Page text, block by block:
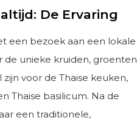
De Ervaring
een bezoek aan een lokale
de unieke kruiden, groenten
voor de Thaise keuken,
Thaise basilicum. Na de
een traditionele,